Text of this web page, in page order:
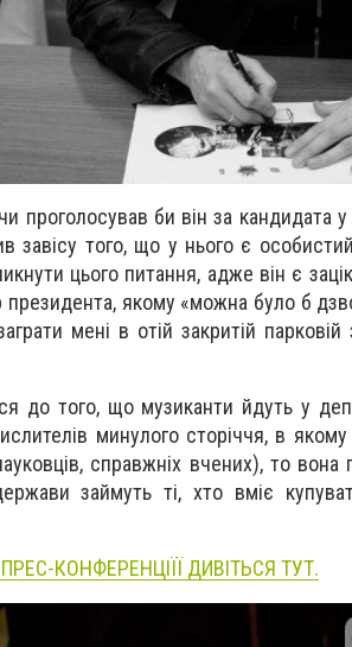
проголосував би він за кандидата
завісу того, що у нього є
цього питання, адже він є
якому «можна було б
мені в отій закритій
до того, що музиканти йдуть у
минулого сторіччя, в
справжніх вчених), то
займуть ті, хто вміє
КОНФЕРЕНЦІЇЇ ДИВІТЬСЯ ТУТ.